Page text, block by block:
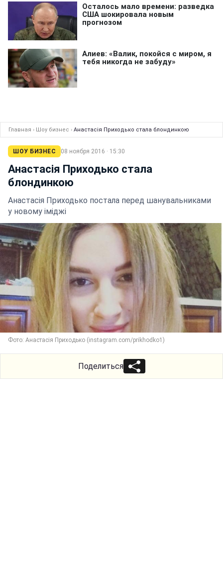
Главная › Шоу бизнес › Анастасія Приходько стала блондинкою
ШОУ БИЗНЕС 08 ноября 2016 · 15:30
Анастасія Приходько стала
блондинкою
Анастасія Приходько постала перед шанувальниками
у новому іміджі
Фото: Анастасія Приходько (instagram.com/prikhodko1)
Поделиться